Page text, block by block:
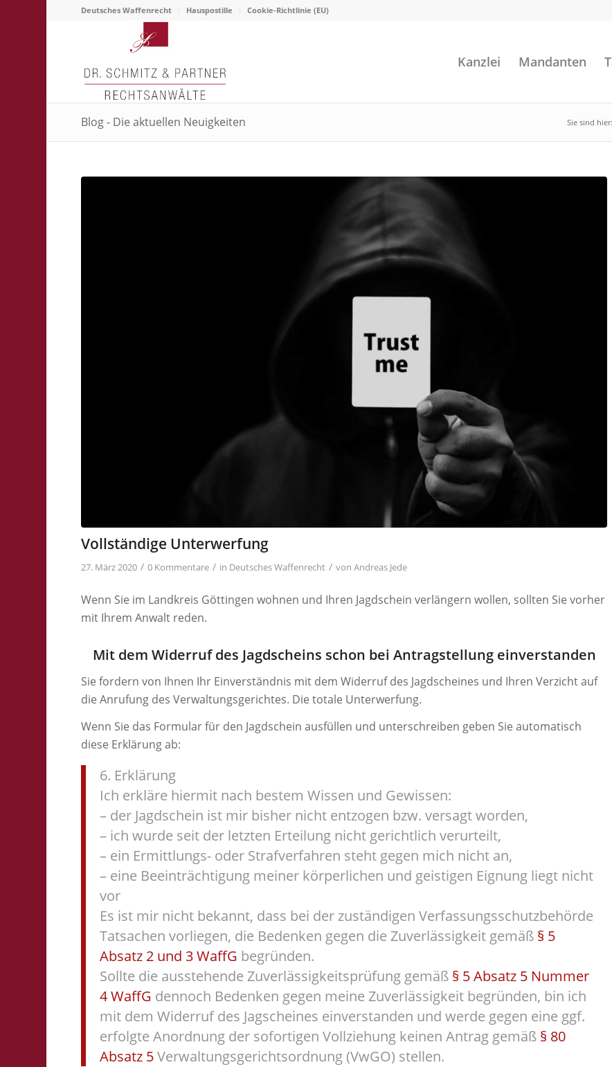
Deutsches Waffenrecht Hauspostille Cookie-Richtlinie (EU)
Kanzlei Mandanten
Blog - Die aktuellen Neuigkeiten Sie sind hier:
Vollständige Unterwerfung
27. März 2020 / 0 Kommentare / in Deutsches Waffenrecht / vonAndreas Jede
Wenn Sie im Landkreis Göttingen wohnen und Ihren Jagdschein verlängern wollen, sollten Sie vorher
mit Ihrem Anwalt reden.
Mit dem Widerruf des Jagdscheins schon bei Antragstellung einverstanden
Sie fordern von Ihnen Ihr Einverständnis mit dem Widerruf des Jagdscheines und Ihren Verzicht auf
die Anrufung des Verwaltungsgerichtes. Die totale Unterwerfung.
Wenn Sie das Formular für den Jagdschein ausfüllen und unterschreiben geben Sie automatisch
diese Erklärung ab:
6. Erklärung
Ich erkläre hiermit nach bestem Wissen und Gewissen:
– der Jagdschein ist mir bisher nicht entzogen bzw. versagt worden,
– ich wurde seit der letzten Erteilung nicht gerichtlich verurteilt,
– ein Ermittlungs- oder Strafverfahren steht gegen mich nicht an,
– eine Beeinträchtigung meiner körperlichen und geistigen Eignung liegt nicht
vor
Es ist mir nicht bekannt, dass bei der zuständigen Verfassungsschutzbehörde
Tatsachen vorliegen, die Bedenken gegen die Zuverlässigkeit gemäß § 5
Absatz 2 und 3 WaffG begründen.
Sollte die ausstehende Zuverlässigkeitsprüfung gemäß § 5 Absatz 5 Nummer
4 WaffG dennoch Bedenken gegen meine Zuverlässigkeit begründen, bin ich
mit dem Widerruf des Jagscheines einverstanden und werde gegen eine ggf.
erfolgte Anordnung der sofortigen Vollziehung keinen Antrag gemäß § 80
Absatz 5Verwaltungsgerichtsordnung (VwGO) stellen.